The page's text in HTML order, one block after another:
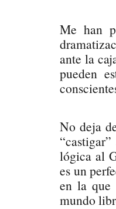
Me han
ante la
pueden
No deja
lógica al
es un
en la que
mundo